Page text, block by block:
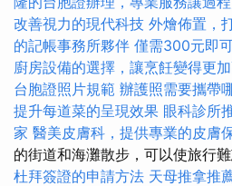
改善視力的現代科技 外燴佈置，
的記帳事務所夥伴 僅需300元即
廚房設備的選擇，讓烹飪變得更
台胞證照片規範 辦護照需要攜帶
提升每道菜的呈現效果 眼科診所
家 醫美皮膚科，提供專業的皮膚
的街道和海灘散步，可以使旅行難
杜拜簽證的申請方法 天母推拿推